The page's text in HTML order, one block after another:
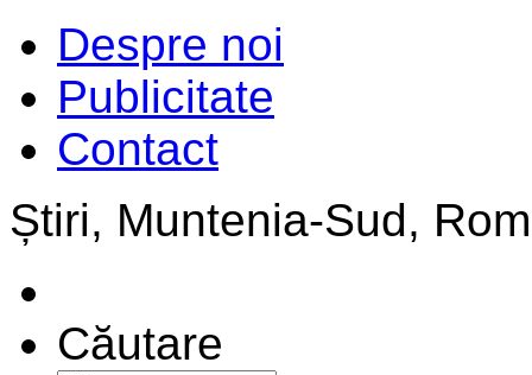
Despre noi
Publicitate
Contact
Știri, Muntenia-Sud,
Căutare